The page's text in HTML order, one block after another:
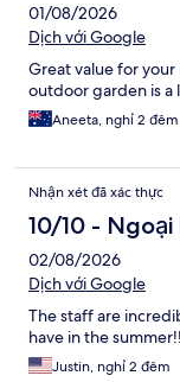
01/08/2026
Dịch với Google
Great value for
outdoor garden is a
Aneeta, nghỉ 2 đêm
Nhận xét đã xác thực
10/10 - Ngoại
02/08/2026
Dịch với Google
The staff are
have in the
Justin, nghỉ 2 đêm